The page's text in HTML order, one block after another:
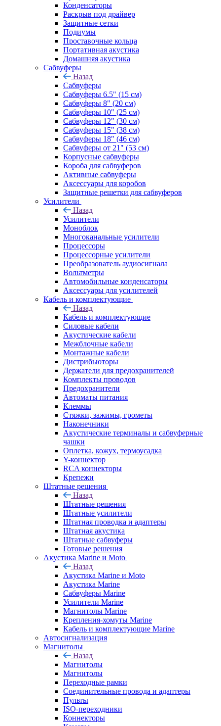
Конденсаторы
Раскрыв под драйвер
Защитные сетки
Подиумы
Проставочные кольца
Портативная акустика
Домашняя акустика
Сабвуферы
Назад
Сабвуферы
Сабвуферы 6.5" (15 см)
Сабвуферы 8" (20 см)
Сабвуферы 10" (25 см)
Сабвуферы 12" (30 см)
Сабвуферы 15" (38 см)
Сабвуферы 18" (46 см)
Сабвуферы от 21" (53 см)
Корпусные сабвуферы
Короба для сабвуферов
Активные сабвуферы
Аксессуары для коробов
Защитные решетки для сабвуферов
Усилители
Назад
Усилители
Моноблок
Многоканальные усилители
Процессоры
Процессорные усилители
Преобразователь аудиосигнала
Вольтметры
Автомобильные конденсаторы
Аксессуары для усилителей
Кабель и комплектующие
Назад
Кабель и комплектующие
Силовые кабели
Акустические кабели
Межблочные кабели
Монтажные кабели
Дистрибьюторы
Держатели для предохранителей
Комплекты проводов
Предохранители
Автоматы питания
Клеммы
Стяжки, зажимы, грометы
Наконечники
Акустические терминалы и сабвуферные
чашки
Оплетка, кожух, термоусадка
Y-коннектор
RCA коннекторы
Крепежи
Штатные решения
Назад
Штатные решения
Штатные усилители
Штатная проводка и адаптеры
Штатная акустика
Штатные сабвуферы
Готовые решения
Акустика Marine и Moto
Назад
Акустика Marine и Moto
Акустика Marine
Сабвуферы Marine
Усилители Marine
Магнитолы Marine
Крепления-хомуты Marine
Кабель и комплектующие Marine
Автосигнализация
Магнитолы
Назад
Магнитолы
Магнитолы
Переходные рамки
Соединительные провода и адаптеры
Пульты
ISO-переходники
Коннекторы